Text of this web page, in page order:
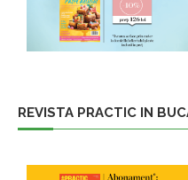
REVISTA PRACTIC IN